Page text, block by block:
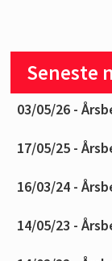
Seneste